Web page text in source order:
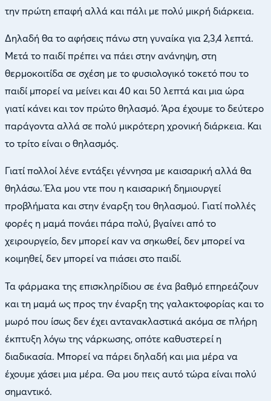
την πρώτη επαφή αλλά και πάλι με πολύ μικρή διάρκεια.
Δηλαδή θα το αφήσεις πάνω στη γυναίκα για 2,3,4 λεπτά.
Μετά το παιδί πρέπει να πάει στην ανάνηψη, στη
θερμοκοιτίδα σε σχέση με το φυσιολογικό τοκετό που το
παιδί μπορεί να μείνει και 40 και 50 λεπτά και μια ώρα
γιατί κάνει και τον πρώτο θηλασμό. Άρα έχουμε το δεύτερο
παράγοντα αλλά σε πολύ μικρότερη χρονική διάρκεια. Και
το τρίτο είναι ο θηλασμός.
Γιατί πολλοί λένε εντάξει γέννησα με καισαρική αλλά θα
θηλάσω. Έλα μου ντε που η καισαρική δημιουργεί
προβλήματα και στην έναρξη του θηλασμού. Γιατί πολλές
φορές η μαμά πονάει πάρα πολύ, βγαίνει από το
χειρουργείο, δεν μπορεί καν να σηκωθεί, δεν μπορεί να
κοιμηθεί, δεν μπορεί να πιάσει στο παιδί.
Τα φάρμακα της επισκληρίδιου σε ένα βαθμό επηρεάζουν
και τη μαμά ως προς την έναρξη της γαλακτοφορίας και το
μωρό που ίσως δεν έχει αντανακλαστικά ακόμα σε πλήρη
έκπτυξη λόγω της νάρκωσης, οπότε καθυστερεί η
διαδικασία. Μπορεί να πάρει δηλαδή και μια μέρα να
έχουμε χάσει μια μέρα. Θα μου πεις αυτό τώρα είναι πολύ
σημαντικό.